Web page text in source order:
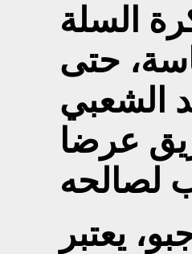
السلة
حتى
الشعبي
عرضا
يعتبر